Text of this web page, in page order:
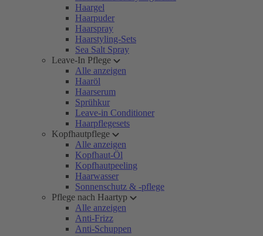
Haargel
Haarpuder
Haarspray
Haarstyling-Sets
Sea Salt Spray
Leave-In Pflege
Alle anzeigen
Haaröl
Haarserum
Sprühkur
Leave-in Conditioner
Haarpflegesets
Kopfhautpflege
Alle anzeigen
Kopfhaut-Öl
Kopfhautpeeling
Haarwasser
Sonnenschutz & -pflege
Pflege nach Haartyp
Alle anzeigen
Anti-Frizz
Anti-Schuppen